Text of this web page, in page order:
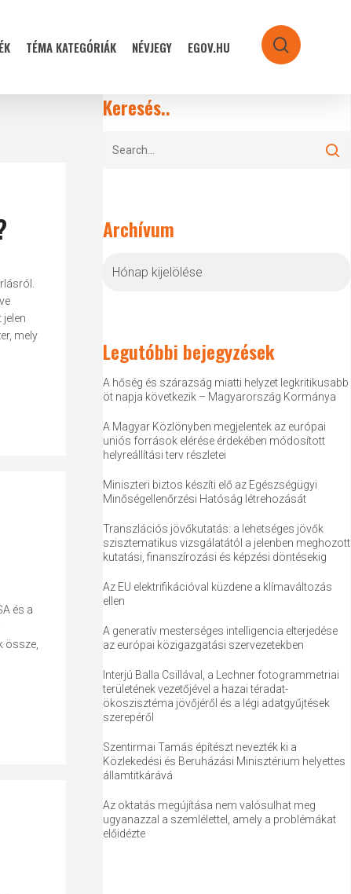
TÉMA KATEGÓRIÁK NÉVJEGY EGOV.HU search
mely
és a
össze,
Keresés..
Archívum
Legutóbbi bejegyzések
A hőség és szárazság miatti helyzet legkritikusabb
öt napja következik – Magyarország Kormánya
A Magyar Közlönyben megjelentek az európai
uniós források elérése érdekében módosított
helyreállítási terv részletei
Miniszteri biztos készíti elő az Egészségügyi
Minőségellenőrzési Hatóság létrehozását
Transzlációs jövőkutatás: a lehetséges jövők
szisztematikus vizsgálatától a jelenben meghozott
kutatási, finanszírozási és képzési döntésekig
Az EU elektrifikációval küzdene a klímaváltozás
ellen
A generatív mesterséges intelligencia elterjedése
az európai közigazgatási szervezetekben
Interjú Balla Csillával, a Lechner fotogrammetriai
területének vezetőjével a hazai téradat-
ökoszisztéma jövőjéről és a légi adatgyűjtések
szerepéről
Szentirmai Tamás építészt nevezték ki a
Közlekedési és Beruházási Minisztérium helyettes
államtitkárává
Az oktatás megújítása nem valósulhat meg
ugyanazzal a szemlélettel, amely a problémákat
előidézte